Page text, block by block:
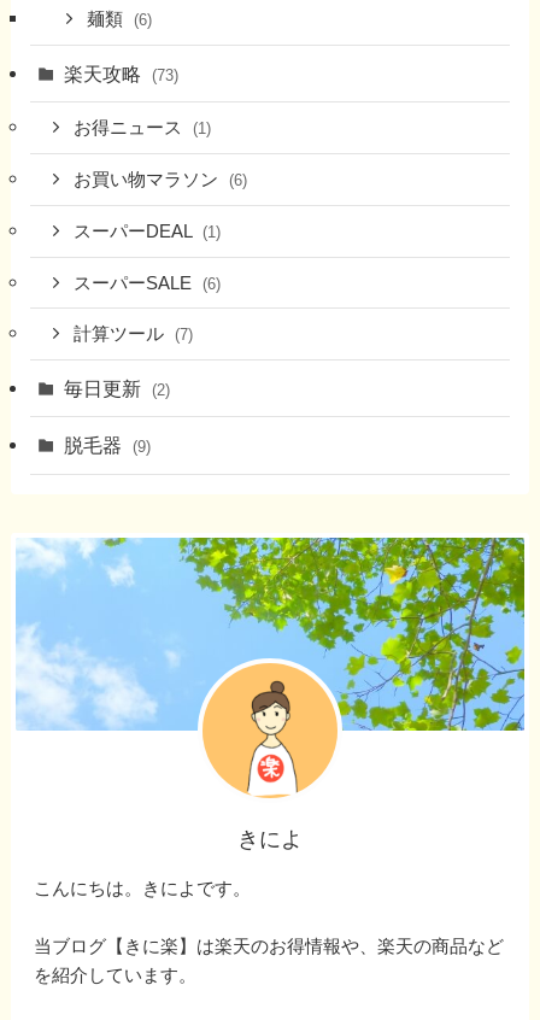
麺類 (6)
楽天攻略 (73)
お得ニュース (1)
お買い物マラソン (6)
スーパーDEAL (1)
スーパーSALE (6)
計算ツール (7)
毎日更新 (2)
脱毛器 (9)
きによ
こんにちは。きによです。
当ブログ【きに楽】は楽天のお得情報や、楽天の商品など
を紹介しています。